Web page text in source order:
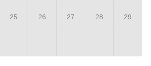
25 26 27 28 29